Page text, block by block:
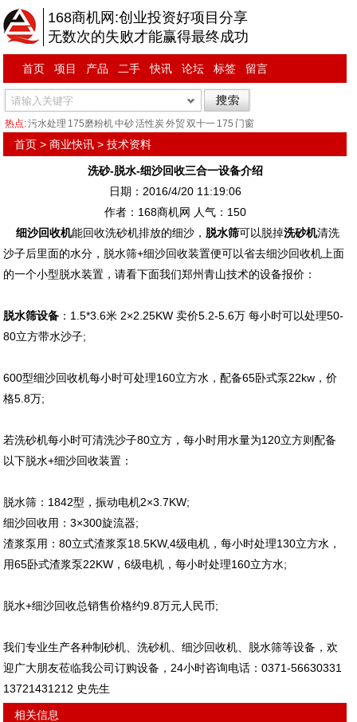
168商机网:创业投资好项目分享
无数次的失败才能赢得最终成功
首页 项目 产品 二手 快讯 论坛 标签 留言
热点:污水处理 175磨粉机中砂活性炭外贸双十一 175 门窗
首页 >商业快讯 >技术资料
洗砂-脱水-细沙回收三合一设备介绍
日期：2016/4/20 11:19:06
作者：168商机网 人气： 150
细沙回收机能回收洗砂机排放的细沙， 脱水筛可以脱掉洗砂机清洗
沙子后里面的水分，脱水筛+细沙回收装置便可以省去细沙回收机上面
的一个小型脱水装置，请看下面我们郑州青山技术的设备报价：
脱水筛设备 ​：1.5*3.6米 2×2.25KW 卖价5.2-5.6万 每小时可以处理50-
80立方带水沙子;
600型细沙回收机每小时可处理160立方水，配备65卧式泵22kw，价
格5.8万;
若洗砂机每小时可清洗沙子80立方，每小时用水量为120立方则配备
以下脱水+细沙回收装置：
脱水筛：1842型，振动电机2×3.7KW;
细沙回收用：3×300旋流器;
渣浆泵用：80立式渣浆泵18.5KW,4级电机，每小时处理130立方水，
用65卧式渣浆泵22KW，6级电机，每小时处理160立方水;
脱水+细沙回收总销售价格约9.8万元人民币;
我们专业生产各种制砂机、洗砂机、细沙回收机、脱水筛等设备，欢
迎广大朋友莅临我公司订购设备，24小时咨询电话：0371-56630331
13721431212 史先生
相关信息